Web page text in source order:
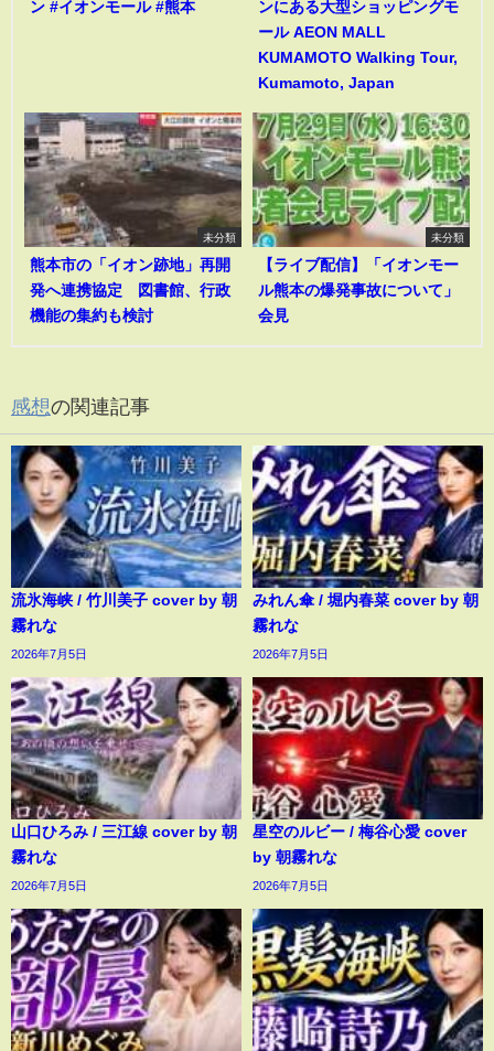
ン #イオンモール #熊本
ンにある大型ショッピングモ
ール AEON MALL
KUMAMOTO Walking Tour,
Kumamoto, Japan
未分類
熊本市の「イオン跡地」再開
発へ連携協定 図書館、行政
機能の集約も検討
未分類
【ライブ配信】「イオンモー
ル熊本の爆発事故について」
会見
感想の関連記事
流氷海峡 / 竹川美子 cover by 朝
霧れな
2026年7月5日
みれん傘 / 堀内春菜 cover by 朝
霧れな
2026年7月5日
山口ひろみ / 三江線 cover by 朝
霧れな
2026年7月5日
星空のルビー / 梅谷心愛 cover
by 朝霧れな
2026年7月5日